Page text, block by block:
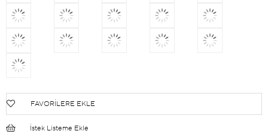
FAVORILERE EKLE
İstek Listeme Ekle